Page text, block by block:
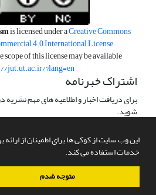
این وب سایت از کوکی ها برای اطمینان از ارائه
خدمات استفاده می کند.
متوجه شدم
is licensed under aCreative Commons
4.0 International License
of this license may be available
jut.ut.ac.ir/?lang=en
اشتراک خبرنامه
برای دریافت اخبار و اطلاعیه های مهم
شوید.
سامانه مدیریت نشریات علمی.طراحی و